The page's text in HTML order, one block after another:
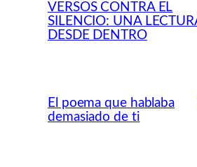
VERSOS CONTRA EL
SILENCIO: UNA
DESDE DENTRO
El poema que hablaba
demasiado de ti